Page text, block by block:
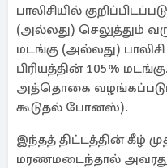
பாலிசியில்
(அல்லது) செலுத்தும்
மடங்கு (அல்லது)
பிரியத்தின் 105%
அத்தொகை
கூடுதல் போனஸ்).
இந்தத் திட்டத்தின் கீழ்
மரணமடைந்தால் அவரது